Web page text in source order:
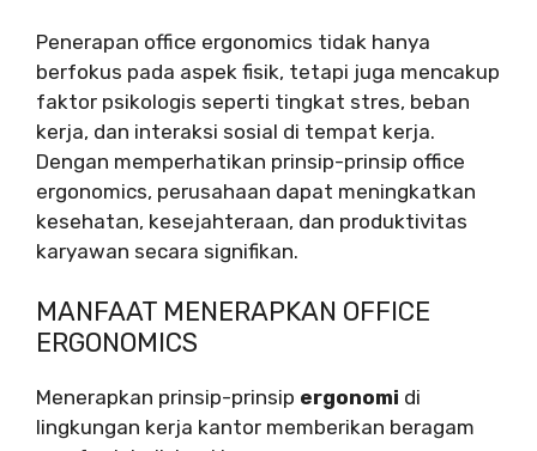
Penerapan office ergonomics tidak hanya
berfokus pada aspek fisik, tetapi juga mencakup
faktor psikologis seperti tingkat stres, beban
kerja, dan interaksi sosial di tempat kerja.
Dengan memperhatikan prinsip-prinsip office
ergonomics, perusahaan dapat meningkatkan
kesehatan, kesejahteraan, dan produktivitas
karyawan secara signifikan.
MANFAAT MENERAPKAN OFFICE
ERGONOMICS
Menerapkan prinsip-prinsip ergonomi di
lingkungan kerja kantor memberikan beragam